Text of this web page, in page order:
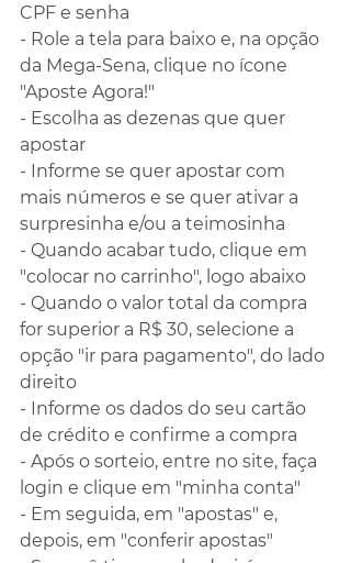
CPF e senha
- Role a tela para baixo e, na opção
da Mega-Sena, clique no ícone
"Aposte Agora!"
- Escolha as dezenas que quer
apostar
- Informe se quer apostar com
mais números e se quer ativar a
surpresinha e/ou a teimosinha
- Quando acabar tudo, clique em
"colocar no carrinho", logo abaixo
- Quando o valor total da compra
for superior a R$ 30, selecione a
opção "ir para pagamento", do lado
direito
- Informe os dados do seu cartão
de crédito e confirme a compra
- Após o sorteio, entre no site, faça
login e clique em "minha conta"
- Em seguida, em "apostas" e,
depois, em "conferir apostas"